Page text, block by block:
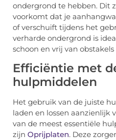
ondergrond te hebben. Dit
voorkomt dat je
of verschuift tijdens het
verharde ondergrond is
schoon en vrij van obstakels
Efficiëntie met
hulpmiddelen
Het gebruik van de juiste
laden en lossen aanzienlijk
van de meest essentiële
zijn Oprijplaten. Deze